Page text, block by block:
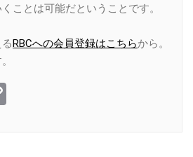
ことは可能だということです。
RBCへの会員登録はこちらから。